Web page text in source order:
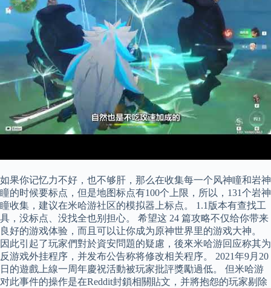
如果你记忆力不好，也不够肝，那么在收集每一个风神瞳和岩神
瞳的时候要标点，但是地图标点有100个上限，所以，131个岩神
瞳收集，建议在米哈游社区的模拟器上标点。 1.1版本有查找工
具，没标点、没找全也别担心。 希望这 24 篇攻略不仅给你带来
良好的游戏体验，而且可以让你成为原神世界里的游戏大神。
因此引起了玩家們對於資安問題的疑慮，後來米哈游回应称其为
反游戏外挂程序，并发布公告称将修改相关程序。 2021年9月20
日的遊戲上線一周年慶祝活動被玩家批評獎勵過低。 但米哈游
对此事件的操作是在Reddit封鎖相關貼文，并將抱怨的玩家剔除